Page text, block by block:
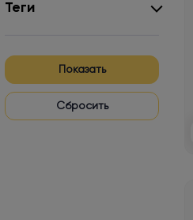
Теги
Показать